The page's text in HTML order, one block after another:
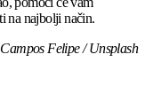
na najbolji način.
Felipe / Unsplash